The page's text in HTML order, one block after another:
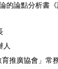
的論點分析書《
人
推廣協會」常